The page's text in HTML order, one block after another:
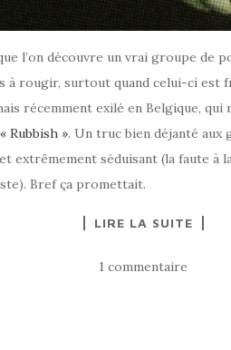
l’on découvre un vrai groupe de
à rougir, surtout quand celui-ci est
récemment exilé en Belgique, qui
« Rubbish ». Un truc bien déjanté
extrêmement séduisant (la faute à
Bref ça promettait.
LIRE LA SUITE
1 commentaire